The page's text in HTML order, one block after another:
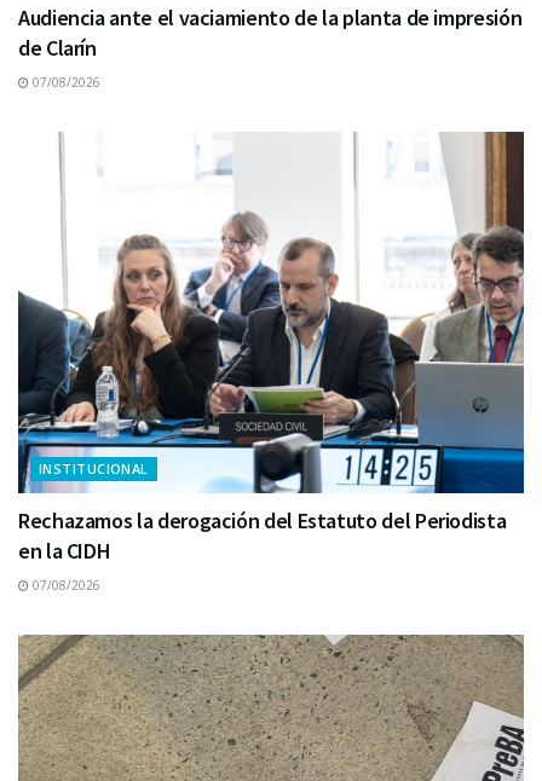
Audiencia ante el vaciamiento de la planta de impresión
de Clarín
07/08/2026
INSTITUCIONAL
Rechazamos la derogación del Estatuto del Periodista
en la CIDH
07/08/2026